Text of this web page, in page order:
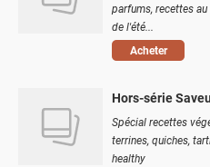
parfums, recettes
de l'été...
Acheter
Hors-série
Spécial recettes
terrines, quiches,
healthy